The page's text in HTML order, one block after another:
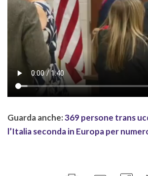
Guarda anche:369 persone trans
l’Italia seconda in Europa per